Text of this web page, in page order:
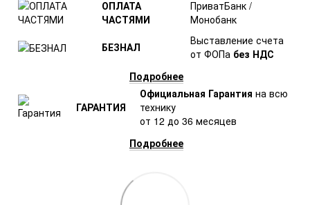
ОПЛАТА
ЧАСТЯМИ
ПриватБанк /
Монобанк
БЕЗНАЛ
Выставление счета
от ФОПа без НДС
Подробнее
ГАРАНТИЯ
Официальная Гарантия на всю
технику
от 12 до 36 месяцев
Подробнее